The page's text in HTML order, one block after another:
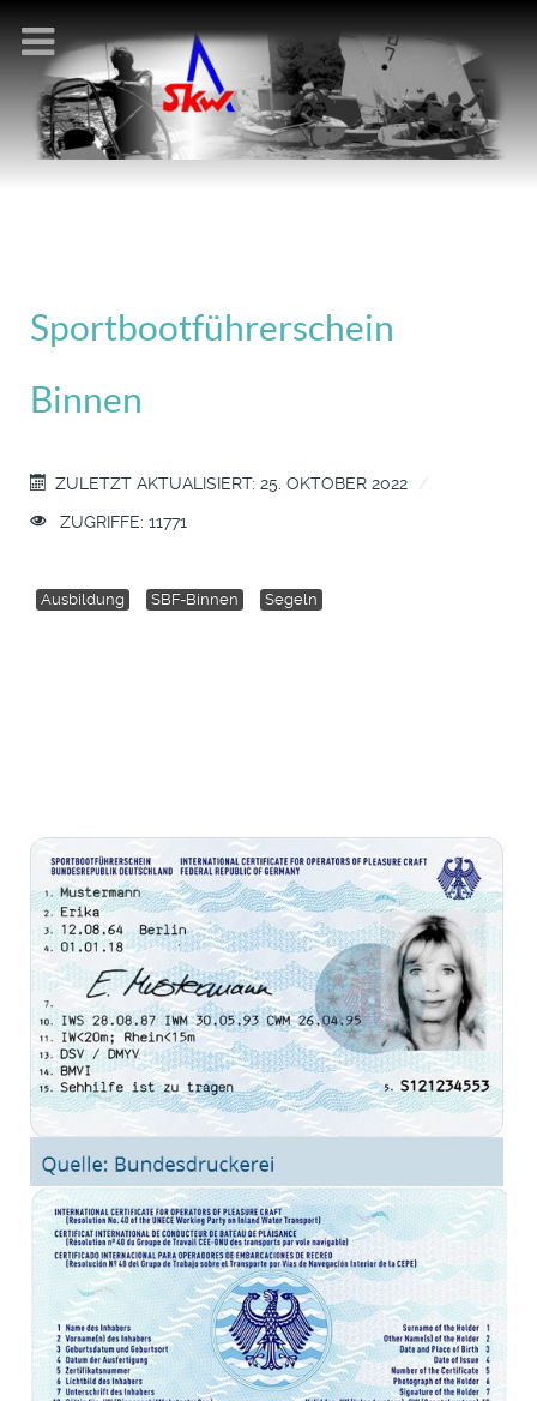
Sportbootführerschein
Binnen
ZULETZT AKTUALISIERT: 25. OKTOBER 2022
ZUGRIFFE: 11771
Ausbildung SBF-Binnen Segeln